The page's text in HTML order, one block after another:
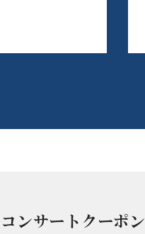
コンサートクーポン